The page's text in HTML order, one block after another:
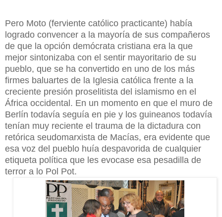
Pero Moto (ferviente católico practicante) había
logrado convencer a la mayoría de sus compañeros
de que la opción demócrata cristiana era la que
mejor sintonizaba con el sentir mayoritario de su
pueblo, que se ha convertido en uno de los más
firmes baluartes de la Iglesia católica frente a la
creciente presión proselitista del islamismo en el
África occidental. En un momento en que el muro de
Berlín todavía seguía en pie y los guineanos todavía
tenían muy reciente el trauma de la dictadura con
retórica seudomarxista de Macías, era evidente que
esa voz del pueblo huía despavorida de cualquier
etiqueta política que les evocase esa pesadilla de
terror a lo Pol Pot.